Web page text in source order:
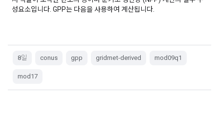
성요소입니다. GPP는 다음을 사용하여 계산됩니다.
8일 conus gpp gridmet-derived mod09q1
mod17